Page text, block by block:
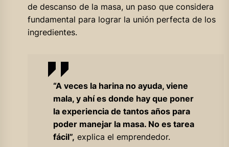
de descanso de la masa, un paso que considera
fundamental para lograr la unión perfecta de los
ingredientes.
“A veces la harina no ayuda, viene
mala, y ahí es donde hay que poner
la experiencia de tantos años para
poder manejar la masa. No es tarea
fácil”, explica el emprendedor.